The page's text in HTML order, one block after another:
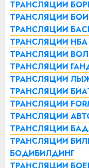
ТРАНСЛЯЦИИ
ТРАНСЛЯЦИИ
ТРАНСЛЯЦИИ
ТРАНСЛЯЦИИ НБА
ТРАНСЛЯЦИИ
ТРАНСЛЯЦИИ
ТРАНСЛЯЦИИ
ТРАНСЛЯЦИИ
ТРАНСЛЯЦИИ
ТРАНСЛЯЦИИ
ТРАНСЛЯЦИИ
ТРАНСЛЯЦИИ
БОДИБИЛДИНГ
ТРАНСЛЯЦИИ